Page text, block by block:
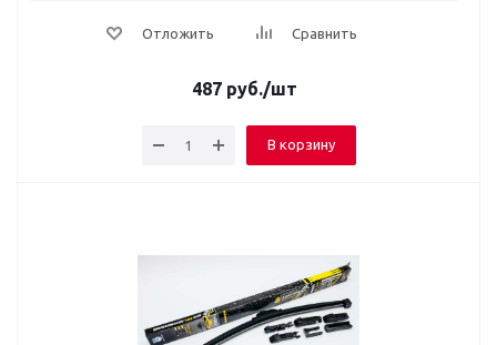
Отложить Сравнить
487 руб./шт
В корзину